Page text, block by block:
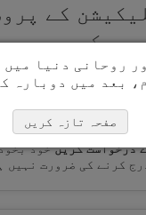
کے
کریں۔
درخواست کریںخود
کرنے کی ضرورت نہیں
روحانی دنیا میں
بعد میں دوبارہ
صفحہ تازہ کریں